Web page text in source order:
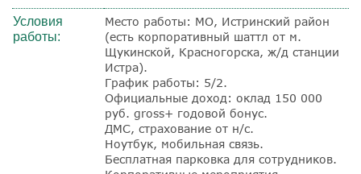
Условия
работы:
Место работы: МО, Истринский район
(есть корпоративный шаттл от м.
Щукинской, Красногорска, ж/д станции
Истра).
График работы: 5/2.
Официальные доход: оклад 150 000
руб. gross+ годовой бонус.
ДМС, страхование от н/с.
Ноутбук, мобильная связь.
Бесплатная парковка для сотрудников.